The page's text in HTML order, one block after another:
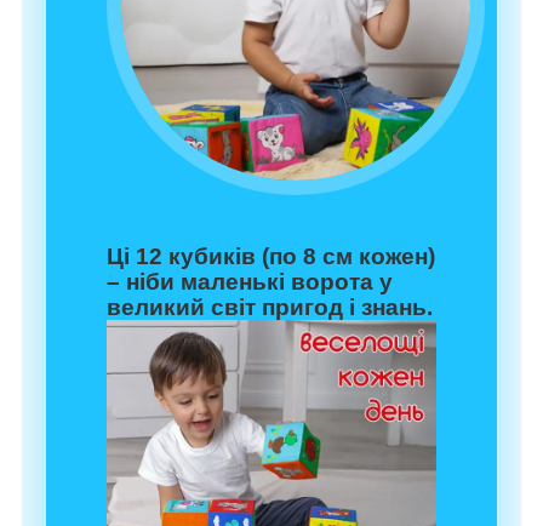
Ці 12 кубиків (по 8 см кожен)
– ніби маленькі ворота у
великий світ пригод і знань.